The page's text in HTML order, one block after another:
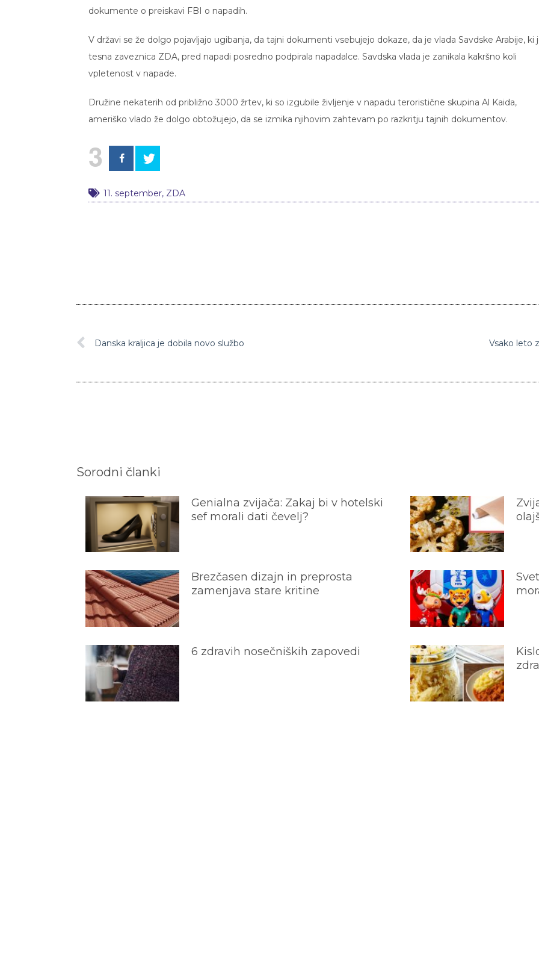
dokumente o preiskavi FBI o napadih.
V državi se že dolgo pojavljajo ugibanja, da tajni dokumenti vsebujejo dokaze, da je vlada Savdske Arabije, ki
tesna zaveznica ZDA, pred napadi posredno podpirala napadalce. Savdska vlada je zanikala kakršno koli
vpletenost v napade.
Družine nekaterih od približno 3000 žrtev, ki so izgubile življenje v napadu teroristične skupina Al Kaida,
ameriško vlado že dolgo obtožujejo, da se izmika njihovim zahtevam po razkritju tajnih dokumentov.
3
11. september, ZDA
Danska kraljica je dobila novo službo Vsako leto
Sorodni članki
Genialna zvijača: Zakaj bi v hotelski
sef morali dati čevelj?
Brezčasen dizajn in preprosta
zamenjava stare kritine
6 zdravih nosečniških zapovedi